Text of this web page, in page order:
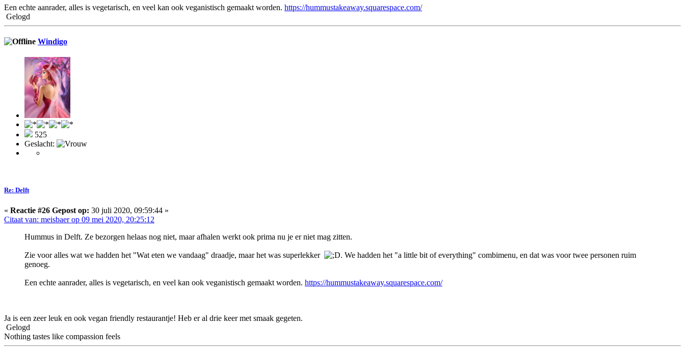
Een echte aanrader, alles is vegetarisch, en veel kan ook veganistisch gemaakt worden. https://hummustakeaway.squarespace.com/
Gelogd
Windigo
525
Geslacht:
Re: Delft
« Reactie #26 Gepost op: 30 juli 2020, 09:59:44 »
Citaat van: meisbaer op 09 mei 2020, 20:25:12
Hummus in Delft. Ze bezorgen helaas nog niet, maar afhalen werkt ook prima nu je er niet mag zitten.
Zie voor alles wat we hadden het "Wat eten we vandaag" draadje, maar het was superlekker
. We hadden het "a little bit of everything" combimenu, en dat was voor twee personen ruim
genoeg.
Een echte aanrader, alles is vegetarisch, en veel kan ook veganistisch gemaakt worden. https://hummustakeaway.squarespace.com/
Ja is een zeer leuk en ook vegan friendly restaurantje! Heb er al drie keer met smaak gegeten.
Gelogd
Nothing tastes like compassion feels